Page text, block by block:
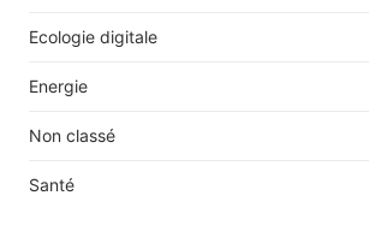
Ecologie digitale
Energie
Non classé
Santé